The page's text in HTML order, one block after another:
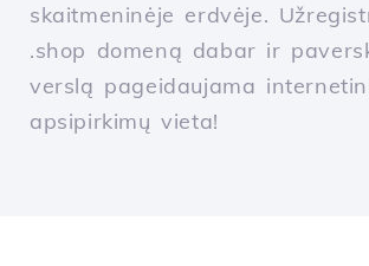
skaitmeninėje erdvėje.
.shop domeną dabar ir
verslą pageidaujama
apsipirkimų vieta!